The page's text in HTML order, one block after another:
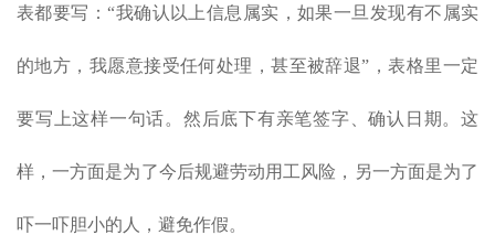
表都要写：“我确认以上信息属实，如果一旦发现有不属实
的地方，我愿意接受任何处理，甚至被辞退”，表格里一定
要写上这样一句话。然后底下有亲笔签字、确认日期。这
样，一方面是为了今后规避劳动用工风险，另一方面是为了
吓一吓胆小的人，避免作假。